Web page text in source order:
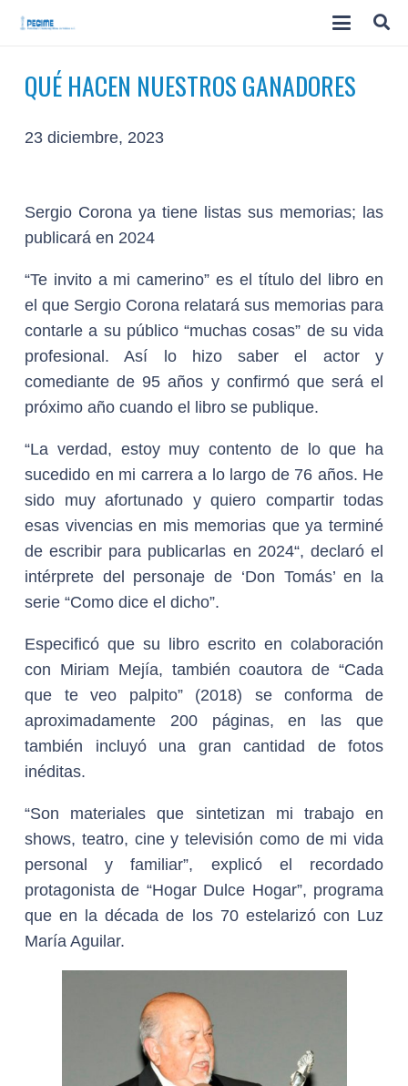
QUÉ HACEN NUESTROS GANADORES
23 diciembre, 2023
Sergio Corona ya tiene listas sus memorias; las
publicará en 2024
“Te invito a mi camerino” es el título del libro en
el que Sergio Corona relatará sus memorias para
contarle a su público “muchas cosas” de su vida
profesional. Así lo hizo saber el actor y
comediante de 95 años y confirmó que será el
próximo año cuando el libro se publique.
“La verdad, estoy muy contento de lo que ha
sucedido en mi carrera a lo largo de 76 años. He
sido muy afortunado y quiero compartir todas
esas vivencias en mis memorias que ya terminé
de escribir para publicarlas en 2024“, declaró el
intérprete del personaje de ‘Don Tomás’ en la
serie “Como dice el dicho”.
Especificó que su libro escrito en colaboración
con Miriam Mejía, también coautora de “Cada
que te veo palpito” (2018) se conforma de
aproximadamente 200 páginas, en las que
también incluyó una gran cantidad de fotos
inéditas.
“Son materiales que sintetizan mi trabajo en
shows, teatro, cine y televisión como de mi vida
personal y familiar”, explicó el recordado
protagonista de “Hogar Dulce Hogar”, programa
que en la década de los 70 estelarizó con Luz
María Aguilar.